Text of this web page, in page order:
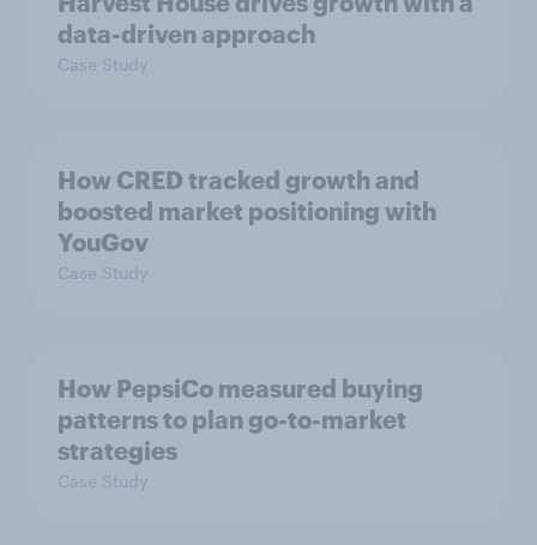
data-driven approach
Case Study
How CRED tracked growth and
boosted market positioning with
YouGov
Case Study
How PepsiCo measured buying
patterns to plan go-to-market
strategies
Case Study